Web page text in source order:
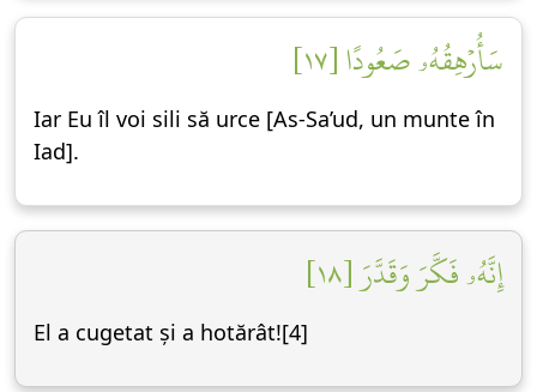
سَأُرۡهِقُهُۥ صَعُودًا [١٧]
Iar Eu îl voi sili să urce [As-Sa’ud, un munte în
Iad].
إِنَّهُۥ فَكَّرَ وَقَدَّرَ [١٨]
El a cugetat și a hotărât![4]